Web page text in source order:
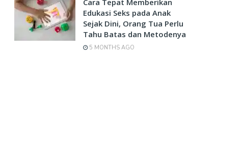
Edukasi Seks pada Anak
Sejak Dini, Orang Tua Perlu
Tahu Batas dan Metodenya
5 MONTHS AGO